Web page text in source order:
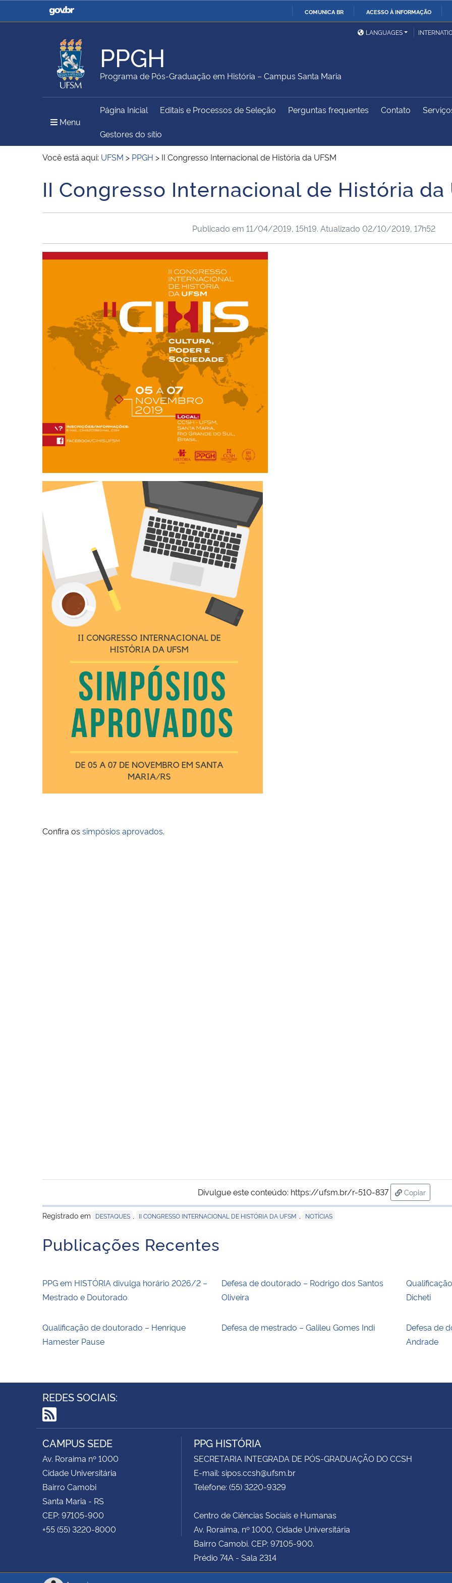
COMUNICA BR ACESSO À INFORMAÇÃO
Casa Civil
Ministério da Justiça e
Ministério da Defesa
Ministério das Relações
Exteriores
Ministério da Agricultura,
Pecuária e Abastecimento
Ministério da Educação
Ministério do Meio Ambiente
Ministério do
Controladoria-Geral da
Institucional
LANGUAGES
PPGH
Programa de Pós-Graduação em História – Campus Santa Maria
Menu
Página Inicial Editais e Processos de Seleção Perguntas frequentes Contato
Gestores do sítio
Você está aqui: UFSM > PPGH > II Congresso Internacional de História da UFSM
Início do conteúdo
II Congresso Internacional de História da
Publicado em 11/04/2019, 15h19. Atualizado 02/10/2019, 17h52
Confira os simpósios aprovados.
Divulgue este conteúdo: https://ufsm.br/r-510-837
Copiar
para área
Registrado em
DESTAQUES II CONGRESSO INTERNACIONAL DE HISTÓRIA DA UFSM NOTÍCIAS
Publicações Recentes
PPG em HISTÓRIA divulga horário 2026/2 –
Mestrado e Doutorado
Defesa de doutorado – Rodrigo dos Santos
Oliveira
Dicheti
Qualificação de doutorado – Henrique
Hamester Pause
Defesa de mestrado – Galileu Gomes Indi
Defesa de
Andrade
REDES SOCIAIS:
RSS
CAMPUS SEDE
Av. Roraima nº 1000
Cidade Universitária
Bairro Camobi
Santa Maria - RS
CEP: 97105-900
+55 (55) 3220-8000
PPG HISTÓRIA
SECRETARIA INTEGRADA DE PÓS-GRADUAÇÃO DO CCSH
E-mail: sipos.ccsh@ufsm.br
Telefone: (55) 3220-9329
Centro de Ciências Sociais e Humanas
Av. Roraima, nº 1000, Cidade Universitária
Bairro Camobi. CEP: 97105-900.
Prédio 74A - Sala 2314